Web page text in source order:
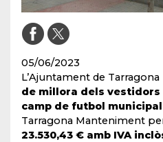
05/06/2023
L’Ajuntament de Tarragona
de millora dels
camp de futbol
Tarragona Manteniment
23.530,43 € amb IVA